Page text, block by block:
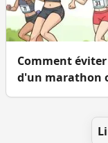
Comment
d'un marathon